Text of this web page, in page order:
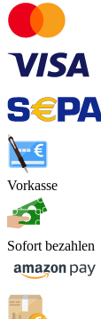
Vorkasse
Sofort bezahlen